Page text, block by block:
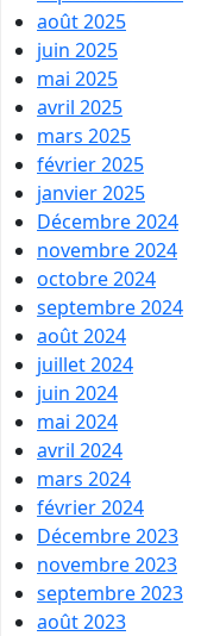
août 2025
juin 2025
mai 2025
avril 2025
mars 2025
février 2025
janvier 2025
Décembre 2024
novembre 2024
octobre 2024
septembre 2024
août 2024
juillet 2024
juin 2024
mai 2024
avril 2024
mars 2024
février 2024
Décembre 2023
novembre 2023
septembre 2023
août 2023